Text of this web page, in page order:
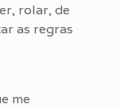
rolar, de
as regras
me